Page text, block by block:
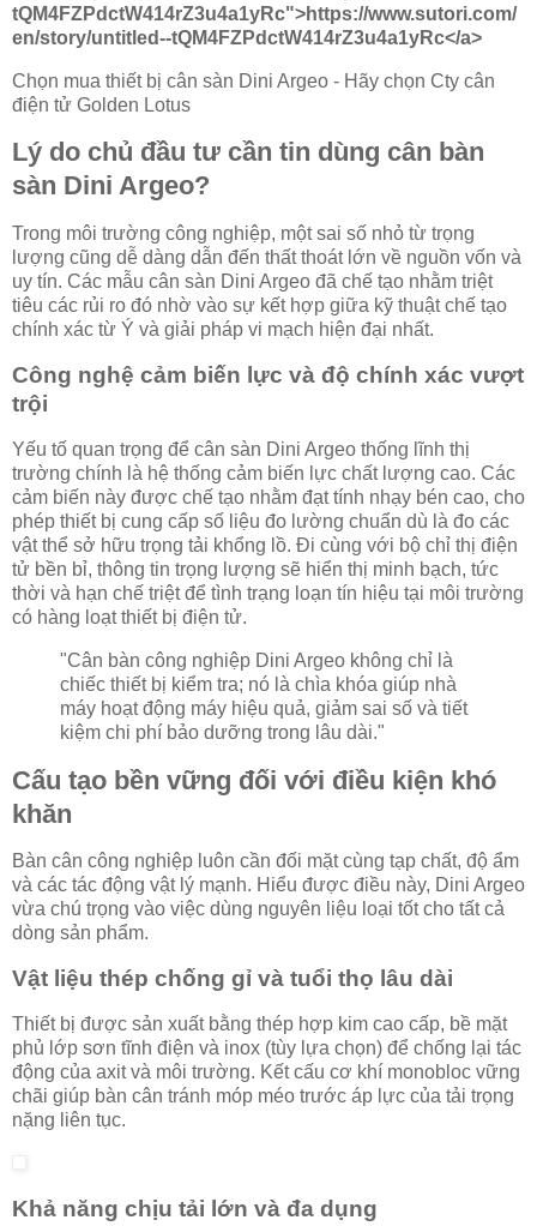
tQM4FZPdctW414rZ3u4a1yRc">https://www.sutori.com/
en/story/untitled--tQM4FZPdctW414rZ3u4a1yRc</a>
Chọn mua thiết bị cân sàn Dini Argeo - Hãy chọn Cty cân
điện tử Golden Lotus
Lý do chủ đầu tư cần tin dùng cân bàn
sàn Dini Argeo?
Trong môi trường công nghiệp, một sai số nhỏ từ trọng
lượng cũng dễ dàng dẫn đến thất thoát lớn về nguồn vốn và
uy tín. Các mẫu cân sàn Dini Argeo đã chế tạo nhằm triệt
tiêu các rủi ro đó nhờ vào sự kết hợp giữa kỹ thuật chế tạo
chính xác từ Ý và giải pháp vi mạch hiện đại nhất.
Công nghệ cảm biến lực và độ chính xác vượt
trội
Yếu tố quan trọng để cân sàn Dini Argeo thống lĩnh thị
trường chính là hệ thống cảm biến lực chất lượng cao. Các
cảm biến này được chế tạo nhằm đạt tính nhạy bén cao, cho
phép thiết bị cung cấp số liệu đo lường chuẩn dù là đo các
vật thể sở hữu trọng tải khổng lồ. Đi cùng với bộ chỉ thị điện
tử bền bỉ, thông tin trọng lượng sẽ hiển thị minh bạch, tức
thời và hạn chế triệt để tình trạng loạn tín hiệu tại môi trường
có hàng loạt thiết bị điện tử.
"Cân bàn công nghiệp Dini Argeo không chỉ là
chiếc thiết bị kiểm tra; nó là chìa khóa giúp nhà
máy hoạt động máy hiệu quả, giảm sai số và tiết
kiệm chi phí bảo dưỡng trong lâu dài."
Cấu tạo bền vững đối với điều kiện khó
khăn
Bàn cân công nghiệp luôn cần đối mặt cùng tạp chất, độ ẩm
và các tác động vật lý mạnh. Hiểu được điều này, Dini Argeo
vừa chú trọng vào việc dùng nguyên liệu loại tốt cho tất cả
dòng sản phẩm.
Vật liệu thép chống gỉ và tuổi thọ lâu dài
Thiết bị được sản xuất bằng thép hợp kim cao cấp, bề mặt
phủ lớp sơn tĩnh điện và inox (tùy lựa chọn) để chống lại tác
động của axit và môi trường. Kết cấu cơ khí monobloc vững
chãi giúp bàn cân tránh móp méo trước áp lực của tải trọng
nặng liên tục.
Khả năng chịu tải lớn và đa dụng